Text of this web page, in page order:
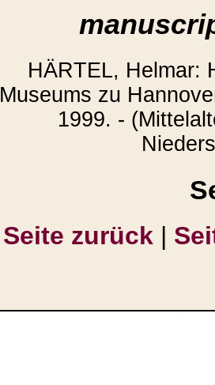
HÄRTEL, Helmar:
Museums zu
1999. -
Seite zurück |